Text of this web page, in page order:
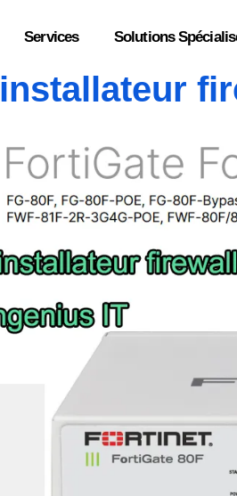
Services Solutions
installateur